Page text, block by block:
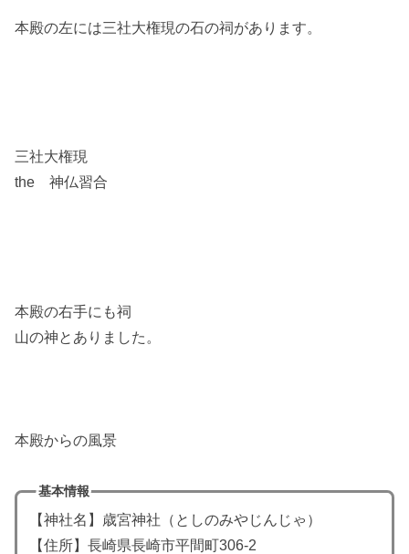
本殿の左には三社大権現の石の祠があります。
三社大権現
the 神仏習合
本殿の右手にも祠
山の神とありました。
本殿からの風景
基本情報
【神社名】歳宮神社（としのみやじんじゃ）
【住所】長崎県長崎市平間町306-2